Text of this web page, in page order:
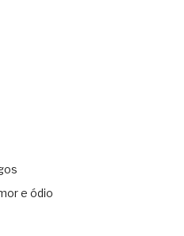
e ódio